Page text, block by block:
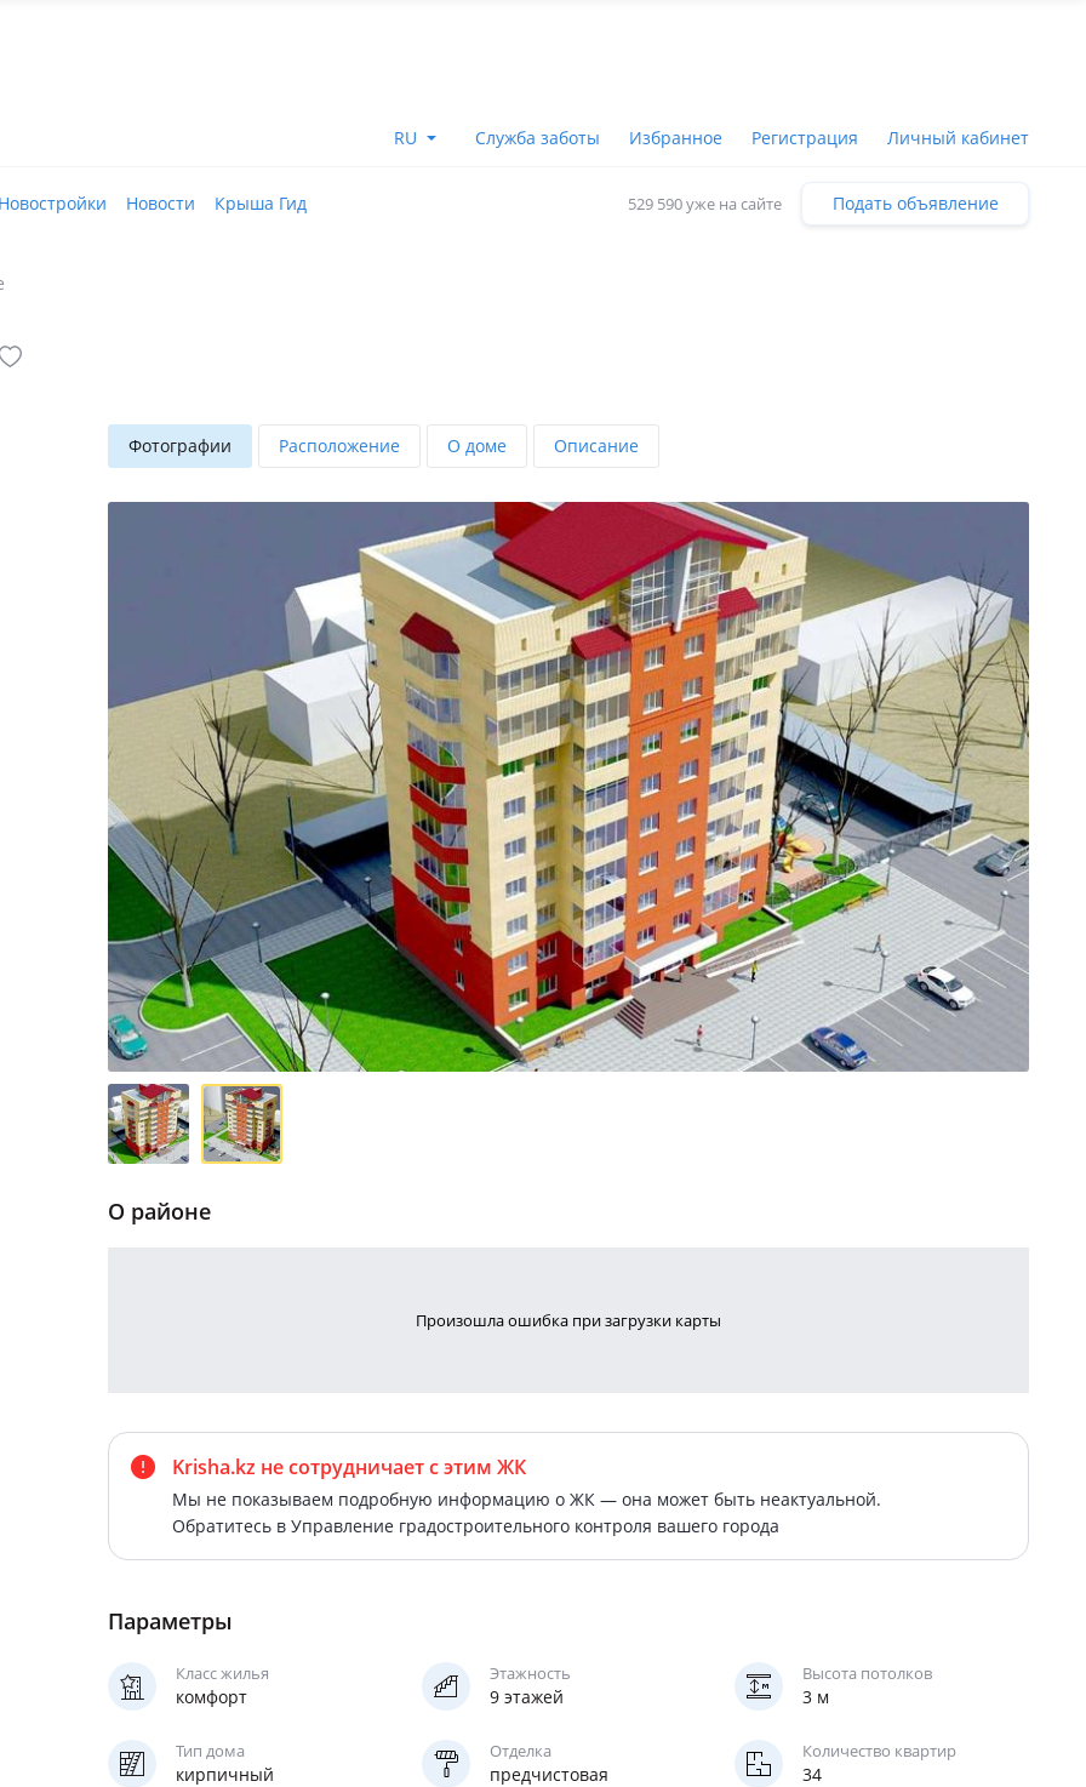
RU Служба заботы Избранное Регистрация Личный кабинет
Новостройки Новости Крыша Гид 529 590 уже на сайте Подать объявление
Фотографии Расположение О доме Описание
О районе
Произошла ошибка при загрузки карты
Krisha.kz не сотрудничаетс этим ЖК
Мы не показываем подробную информацию о ЖК — она может быть неактуальной.
Обратитесь в Управление градостроительного контроля вашего города
Параметры
Класс жилья
комфорт
Этажность
9 этажей
Высота потолков
3 м
Тип дома
кирпичный
Отделка
предчистовая
Количество квартир
34